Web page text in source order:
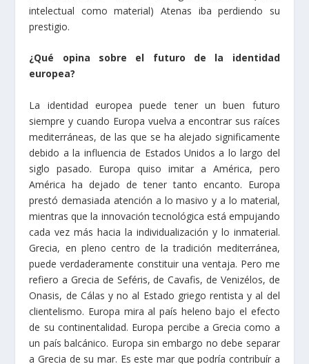
encaminábamos hacia la globalización, (tanto
intelectual como material) Atenas iba perdiendo su
¿Qué opina sobre el futuro de la identidad
La identidad europea puede tener un buen futuro
siempre y cuando Europa vuelva a encontrar sus raíces
mediterráneas, de las que se ha alejado significamente
debido a la influencia de Estados Unidos a lo largo del
siglo pasado. Europa quiso imitar a América, pero
América ha dejado de tener tanto encanto. Europa
prestó demasiada atención a lo masivo y a lo material,
mientras que la innovación tecnológica está empujando
cada vez más hacia la individualización y lo inmaterial.
Grecia, en pleno centro de la tradición mediterránea,
puede verdaderamente constituir una ventaja. Pero me
refiero a Grecia de Seféris, de Cavafis, de Venizélos, de
Onasis, de Cálas y no al Estado griego rentista y al del
clientelismo. Europa mira al país heleno bajo el efecto
de su continentalidad. Europa percibe a Grecia como a
un país balcánico. Europa sin embargo no debe separar